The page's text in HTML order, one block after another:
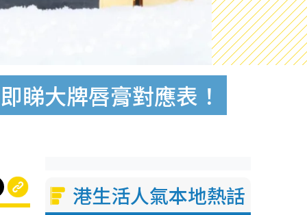
睇大牌唇膏對應表！
港生活人氣本地熱話